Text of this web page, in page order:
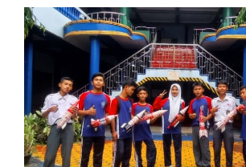
Antar
Kelas